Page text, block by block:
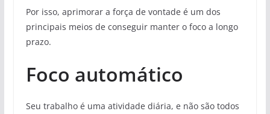
Por isso, aprimorar a força de vontade é um dos
principais meios de conseguir manter o foco a longo
prazo.
Foco automático
Seu trabalho é uma atividade diária, e não são todos